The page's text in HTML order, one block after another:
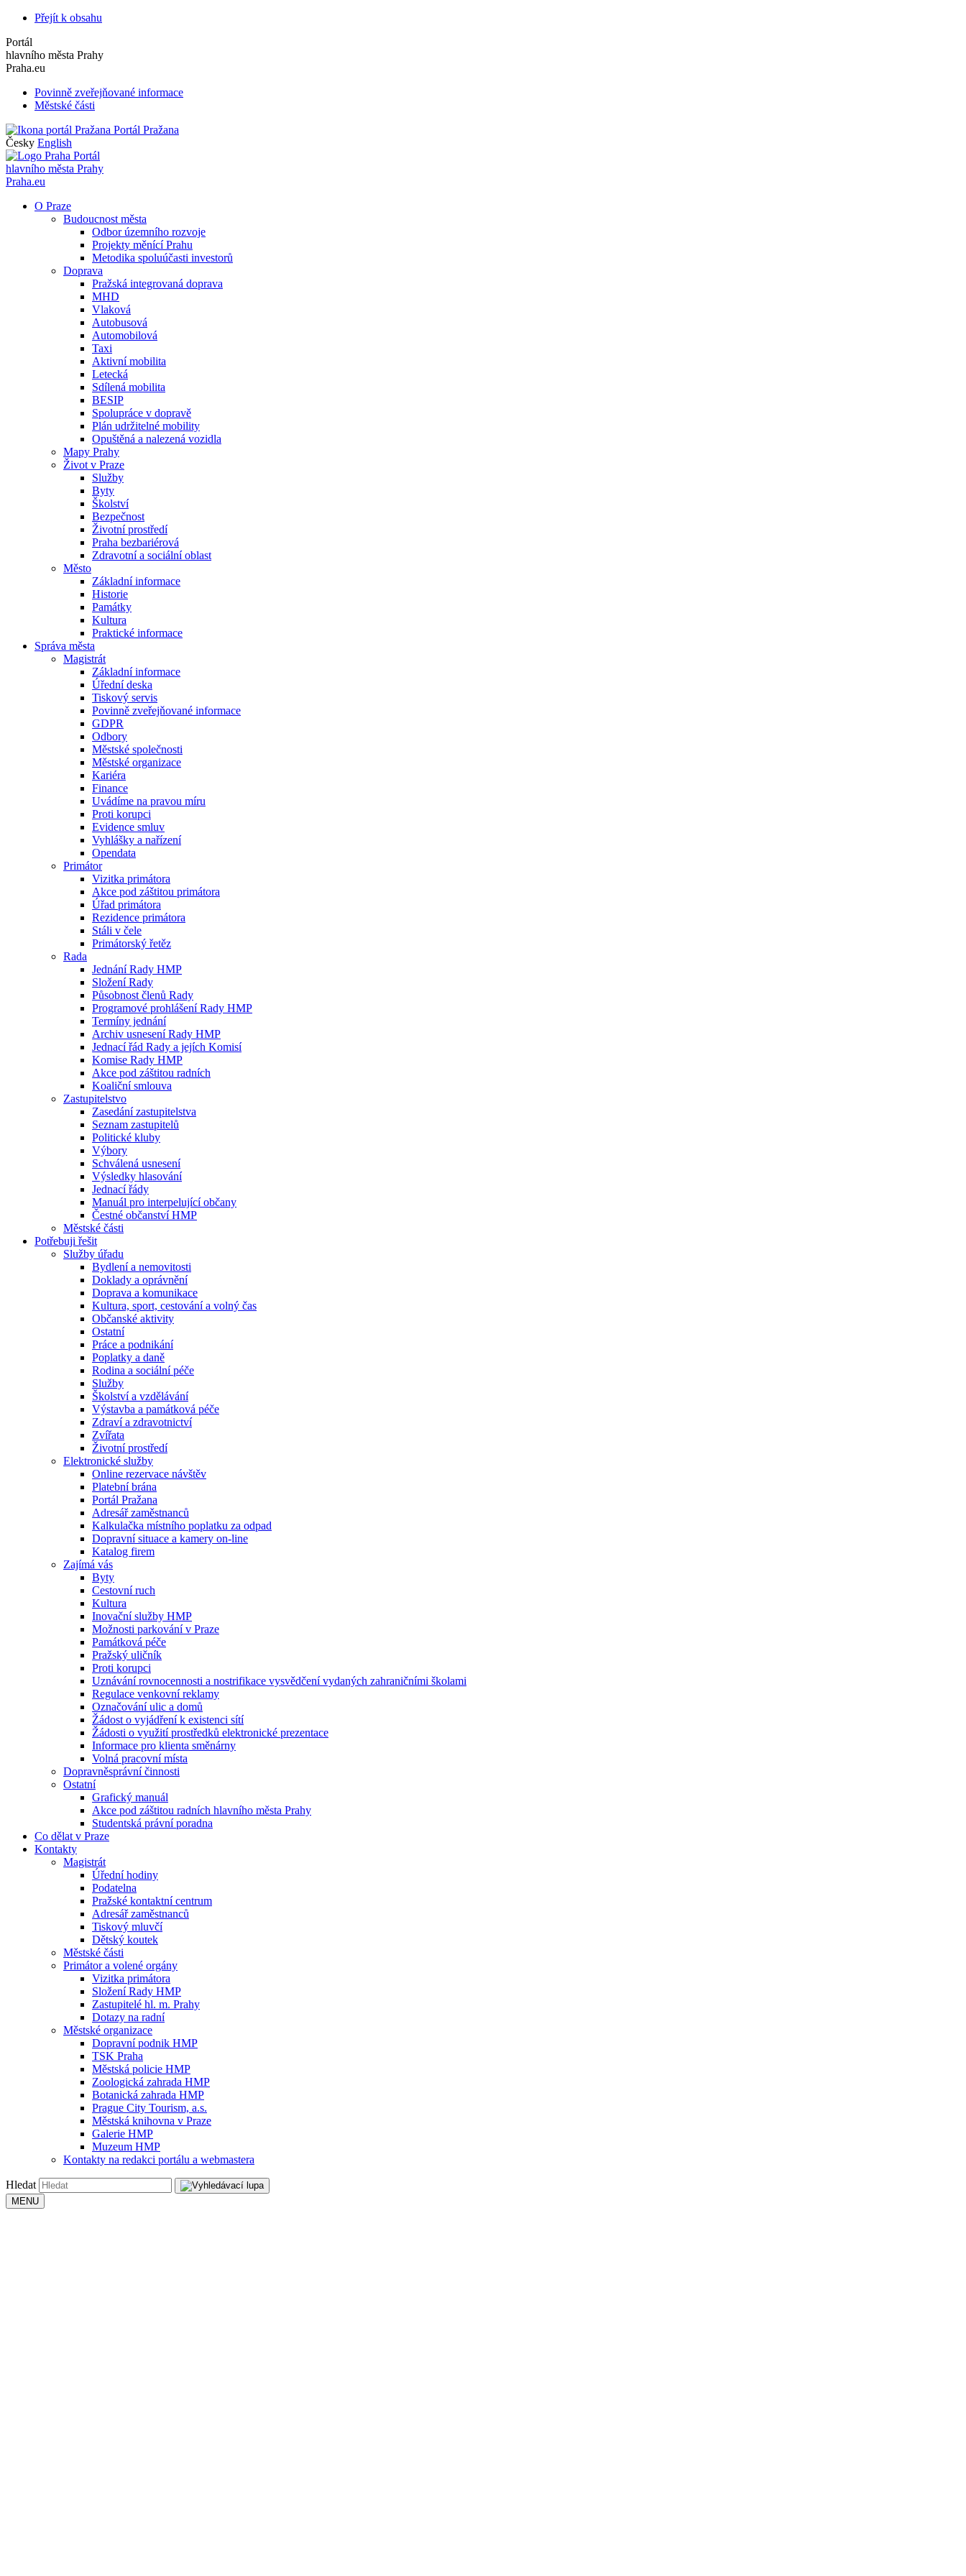
Přejít k obsahu
Portál
hlavního města Prahy
Praha.eu
Povinně zveřejňované informace
Městské části
Portál Pražana
Česky English
Portál
hlavního města Prahy
Praha.eu
O Praze
Budoucnost města
Odbor územního rozvoje
Projekty měnící Prahu
Metodika spoluúčasti investorů
Doprava
Pražská integrovaná doprava
MHD
Vlaková
Autobusová
Automobilová
Taxi
Aktivní mobilita
Letecká
Sdílená mobilita
BESIP
Spolupráce v dopravě
Plán udržitelné mobility
Opuštěná a nalezená vozidla
Mapy Prahy
Život v Praze
Služby
Byty
Školství
Bezpečnost
Životní prostředí
Praha bezbariérová
Zdravotní a sociální oblast
Město
Základní informace
Historie
Památky
Kultura
Praktické informace
Správa města
Magistrát
Základní informace
Úřední deska
Tiskový servis
Povinně zveřejňované informace
GDPR
Odbory
Městské společnosti
Městské organizace
Kariéra
Finance
Uvádíme na pravou míru
Proti korupci
Evidence smluv
Vyhlášky a nařízení
Opendata
Primátor
Vizitka primátora
Akce pod záštitou primátora
Úřad primátora
Rezidence primátora
Stáli v čele
Primátorský řetěz
Rada
Jednání Rady HMP
Složení Rady
Působnost členů Rady
Programové prohlášení Rady HMP
Termíny jednání
Archiv usnesení Rady HMP
Jednací řád Rady a jejích Komisí
Komise Rady HMP
Akce pod záštitou radních
Koaliční smlouva
Zastupitelstvo
Zasedání zastupitelstva
Seznam zastupitelů
Politické kluby
Výbory
Schválená usnesení
Výsledky hlasování
Jednací řády
Manuál pro interpelující občany
Čestné občanství HMP
Městské části
Potřebuji řešit
Služby úřadu
Bydlení a nemovitosti
Doklady a oprávnění
Doprava a komunikace
Kultura, sport, cestování a volný čas
Občanské aktivity
Ostatní
Práce a podnikání
Poplatky a daně
Rodina a sociální péče
Služby
Školství a vzdělávání
Výstavba a památková péče
Zdraví a zdravotnictví
Zvířata
Životní prostředí
Elektronické služby
Online rezervace návštěv
Platební brána
Portál Pražana
Adresář zaměstnanců
Kalkulačka místního poplatku za odpad
Dopravní situace a kamery on-line
Katalog firem
Zajímá vás
Byty
Cestovní ruch
Kultura
Inovační služby HMP
Možnosti parkování v Praze
Památková péče
Pražský uličník
Proti korupci
Uznávání rovnocennosti a nostrifikace vysvědčení vydaných zahraničními školami
Regulace venkovní reklamy
Označování ulic a domů
Žádost o vyjádření k existenci sítí
Žádosti o využití prostředků elektronické prezentace
Informace pro klienta směnárny
Volná pracovní místa
Dopravněsprávní činnosti
Ostatní
Grafický manuál
Akce pod záštitou radních hlavního města Prahy
Studentská právní poradna
Co dělat v Praze
Kontakty
Magistrát
Úřední hodiny
Podatelna
Pražské kontaktní centrum
Adresář zaměstnanců
Tiskový mluvčí
Dětský koutek
Městské části
Primátor a volené orgány
Vizitka primátora
Složení Rady HMP
Zastupitelé hl. m. Prahy
Dotazy na radní
Městské organizace
Dopravní podnik HMP
TSK Praha
Městská policie HMP
Zoologická zahrada HMP
Botanická zahrada HMP
Prague City Tourism, a.s.
Městská knihovna v Praze
Galerie HMP
Muzeum HMP
Kontakty na redakci portálu a webmastera
Hledat
MENU